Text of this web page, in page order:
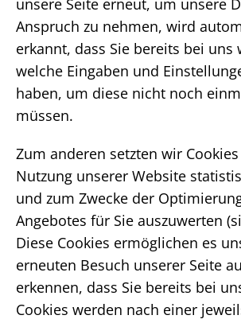
Anspruch zu nehmen, wird
erkannt, dass Sie bereits bei uns
welche Eingaben und
haben, um diese nicht noch
müssen.
Zum anderen setzten wir
Nutzung unserer Website
und zum Zwecke der
Angebotes für Sie auszuwerten
Diese Cookies ermöglichen es
erneuten Besuch unserer Seite
erkennen, dass Sie bereits bei
Cookies werden nach einer